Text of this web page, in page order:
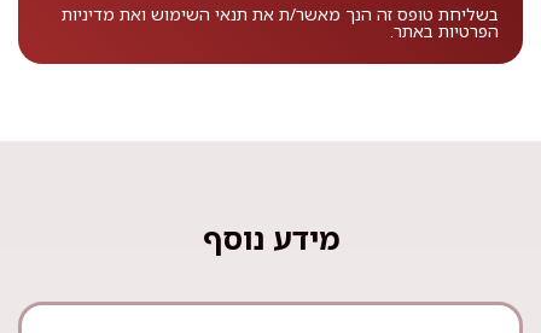
בשליחת טופס זה הנך מאשר/ת את תנאי השימוש ואת מדיניות
הפרטיות באתר.
מידע נוסף